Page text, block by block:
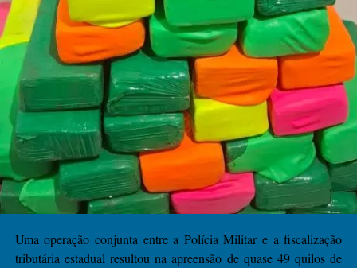
Uma operação conjunta entre a Polícia Militar e a fiscalização
tributária estadual resultou na apreensão de quase 49 quilos de